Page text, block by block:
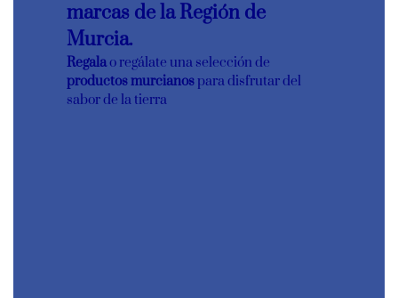
marcas de la Región de
Murcia.
Regalao regálate una selección de
productos murcianospara disfrutar del
sabor de la tierra